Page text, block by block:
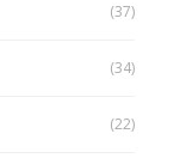
(37)
(34)
(22)